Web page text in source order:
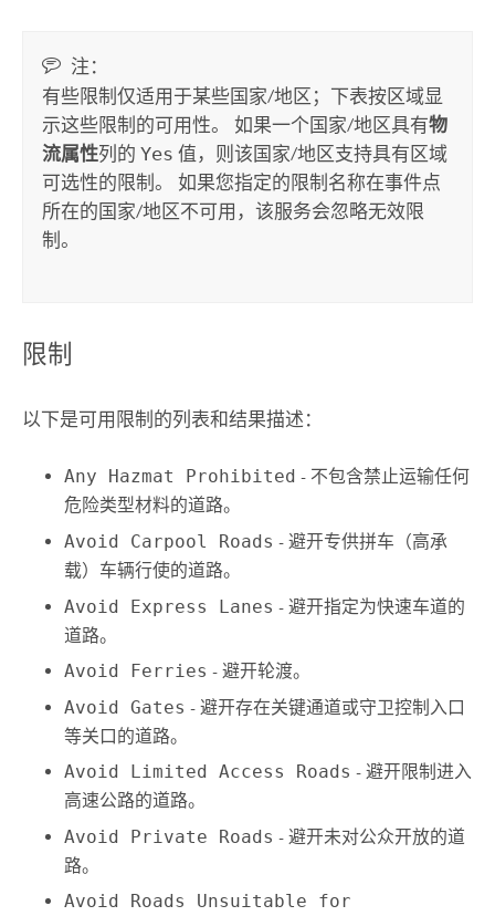
注：
有些限制仅适用于某些国家/地区；下表按区域显
示这些限制的可用性。 如果一个国家/地区具有物
流属性列的Yes 值，则该国家/地区支持具有区域
可选性的限制。 如果您指定的限制名称在事件点
所在的国家/地区不可用，该服务会忽略无效限
制。
限制
以下是可用限制的列表和结果描述：
Any Hazmat Prohibited - 不包含禁止运输任何
危险类型材料的道路。
Avoid Carpool Roads - 避开专供拼车（高承
载）车辆行使的道路。
Avoid Express Lanes - 避开指定为快速车道的
道路。
Avoid Ferries - 避开轮渡。
Avoid Gates - 避开存在关键通道或守卫控制入口
等关口的道路。
Avoid Limited Access Roads - 避开限制进入
高速公路的道路。
Avoid Private Roads - 避开未对公众开放的道
路。
Avoid Roads Unsuitable for